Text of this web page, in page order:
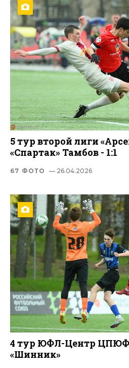
5 тур второй лиги
«Спартак» Тамбов - 1:1
67 ФОТО — 26.04.2026
4 тур ЮФЛ-Центр ЦПЮФ
«Шинник»